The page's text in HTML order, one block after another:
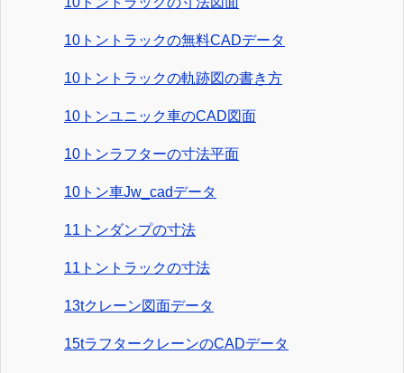
10トントラックの無料CADデータ
10トントラックの軌跡図の書き方
10トンユニック車のCAD図面
10トンラフターの寸法平面
10トン車Jw_cadデータ
11トンダンプの寸法
11トントラックの寸法
13tクレーン図面データ
15tラフタークレーンのCADデータ